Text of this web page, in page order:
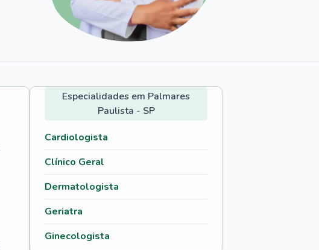
Especialidades em Palmares
Paulista - SP
Cardiologista
Clínico Geral
Dermatologista
Geriatra
Ginecologista